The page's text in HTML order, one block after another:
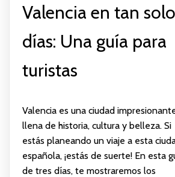
Valencia en tan
días: Una guía para
turistas
Valencia es una ciudad
llena de historia, cultura y belleza. Si
estás planeando un viaje a esta
española, ¡estás de suerte! En esta
de tres días, te mostraremos los